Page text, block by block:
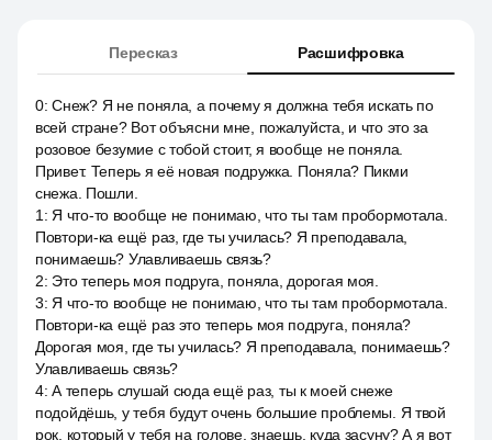
Пересказ Расшифровка
0:Снеж? Я не поняла, а почему я должна тебя искать по
всей стране? Вот объясни мне, пожалуйста, и что это за
розовое безумие с тобой стоит, я вообще не поняла.
Привет. Теперь я её новая подружка. Поняла? Пикми
снежа. Пошли.
1 : Я что-то вообще не понимаю, что ты там пробормотала.
Повтори-ка ещё раз, где ты училась? Я преподавала,
понимаешь? Улавливаешь связь?
2: Это теперь моя подруга, поняла, дорогая моя.
3: Я что-то вообще не понимаю, что ты там пробормотала.
Повтори-ка ещё раз это теперь моя подруга, поняла?
Дорогая моя, где ты училась? Я преподавала, понимаешь?
Улавливаешь связь?
4:А теперь слушай сюда ещё раз, ты к моей снеже
подойдёшь, у тебя будут очень большие проблемы. Я твой
рок, который у тебя на голове, знаешь, куда засуну? А я вот